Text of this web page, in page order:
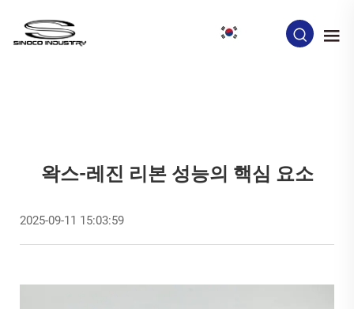
왁스-레진 리본 성능의 핵심 요소
2025-09-11 15:03:59